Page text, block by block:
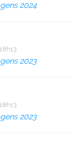
2024
2023
2023